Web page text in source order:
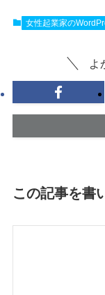
女性起業家の
よ
この記事を書